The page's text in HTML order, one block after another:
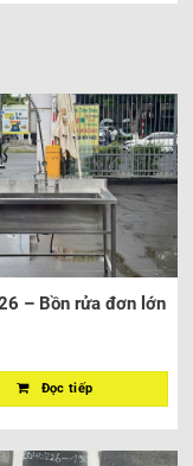
– Bồn rửa đơn lớn
Đọc tiếp